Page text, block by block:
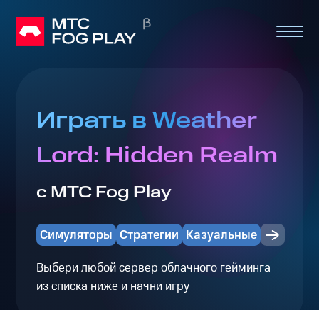
Играть в Weather
Lord: Hidden Realm
с МТС Fog Play
Симуляторы Стратегии Казуальные
Выбери любой сервер облачного гейминга
из списка ниже и начни игру